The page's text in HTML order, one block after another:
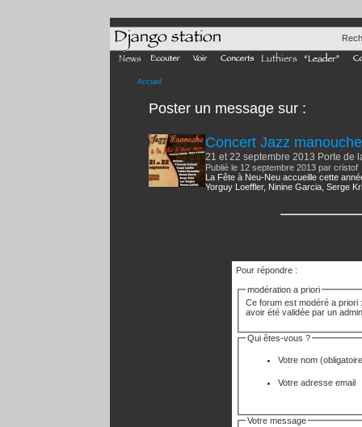
Accueil
Poster un message sur :
Concert Jazz
21 et 22 septembre 2013 Porte de
Publié le 12 septembre 2013 par cristof
La Fête à Neu-Neu accueille cette
Yorguy Loeffler, Ninine Garcia, Serge
Pour répondre :
modération a priori
Ce forum est modéré a priori
avoir été validée par un
Qui êtes-vous ?
Votre nom
Votre adresse email
Votre message